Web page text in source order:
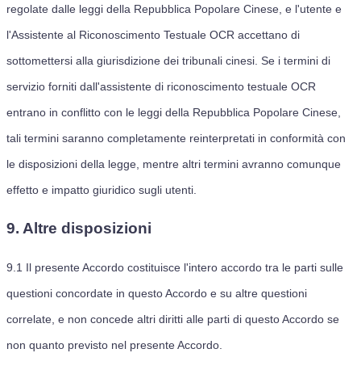
regolate dalle leggi della Repubblica Popolare Cinese, e l'utente e
l'Assistente al Riconoscimento Testuale OCR accettano di
sottomettersi alla giurisdizione dei tribunali cinesi. Se i termini di
servizio forniti dall'assistente di riconoscimento testuale OCR
entrano in conflitto con le leggi della Repubblica Popolare Cinese,
tali termini saranno completamente reinterpretati in conformità con
le disposizioni della legge, mentre altri termini avranno comunque
effetto e impatto giuridico sugli utenti.
9. Altre disposizioni
9.1 Il presente Accordo costituisce l'intero accordo tra le parti sulle
questioni concordate in questo Accordo e su altre questioni
correlate, e non concede altri diritti alle parti di questo Accordo se
non quanto previsto nel presente Accordo.